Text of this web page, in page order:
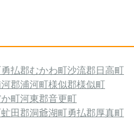
勇払郡むかわ町沙流郡日高町
郡浦河町様似郡様似町
町河東郡音更町
虻田郡洞爺湖町勇払郡厚真町